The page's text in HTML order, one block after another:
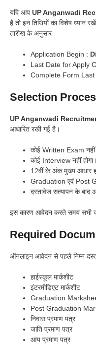
यदि आप UP Anganwadi
हैं तो इन तिथियों का विशेष
तारीख के अनुसार
Application Begin :
Last Date for Apply
Complete Form Last
Selection
UP Anganwadi
आधारित रखी गई है।
कोई Written Exam नहीं
कोई Interview नहीं होगा।
12वीं के अंक मुख्य आधार
Graduation एवं Post
दस्तावेज सत्यापन के बाद
इस कारण आवेदन करते समय सभी
Required
ऑनलाइन आवेदन से पहले निम्न
हाईस्कूल मार्कशीट
इंटरमीडिएट मार्कशीट
Graduation
Post Graduation
निवास प्रमाण पत्र
जाति प्रमाण पत्र
आय प्रमाण पत्र